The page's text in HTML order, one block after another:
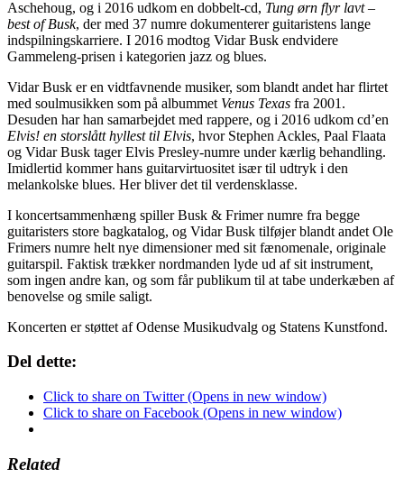
Aschehoug, og i 2016 udkom en dobbelt-cd, Tung ørn flyr lavt –
best of Busk, der med 37 numre dokumenterer guitaristens lange
indspilningskarriere. I 2016 modtog Vidar Busk endvidere
Gammeleng-prisen i kategorien jazz og blues.
Vidar Busk er en vidtfavnende musiker, som blandt andet har flirtet
med soulmusikken som på albummet Venus Texas fra 2001.
Desuden har han samarbejdet med rappere, og i 2016 udkom cd’en
Elvis! en storslått hyllest til Elvis, hvor Stephen Ackles, Paal Flaata
og Vidar Busk tager Elvis Presley-numre under kærlig behandling.
Imidlertid kommer hans guitarvirtuositet især til udtryk i den
melankolske blues. Her bliver det til verdensklasse.
I koncertsammenhæng spiller Busk & Frimer numre fra begge
guitaristers store bagkatalog, og Vidar Busk tilføjer blandt andet Ole
Frimers numre helt nye dimensioner med sit fænomenale, originale
guitarspil. Faktisk trækker nordmanden lyde ud af sit instrument,
som ingen andre kan, og som får publikum til at tabe underkæben af
benovelse og smile saligt.
Koncerten er støttet af Odense Musikudvalg og Statens Kunstfond.
Del dette:
Click to share on Twitter (Opens in new window)
Click to share on Facebook (Opens in new window)
Related